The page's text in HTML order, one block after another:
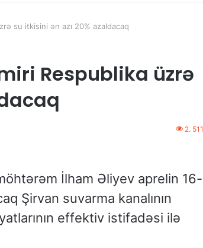
su itkisini ən azı 20% azaldacaq
Respublika üzrə
2. 511
İlham Əliyev aprelin 16-
Şirvan suvarma kanalının
effektiv istifadəsi ilə